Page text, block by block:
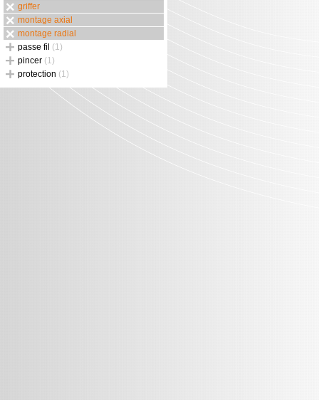
griffer
montage axial
montage radial
passe fil (1)
pincer (1)
protection (1)